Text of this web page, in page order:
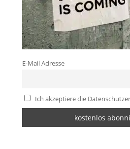
E-Mail Adresse
Ich akzeptiere die